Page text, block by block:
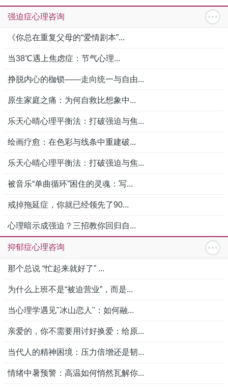
强迫症心理咨询
《你总在重复父母的“爱情剧本”...
当38℃遇上焦虑症：节气心理...
挣脱内心的枷锁——走向统一与自由...
原生家庭之痛：为何自救比想象中...
乐天心晴心理平衡法：打破强迫与焦...
绘画疗愈：在色彩与线条中重建破...
乐天心晴心理平衡法：打破强迫与焦...
被音乐“单曲循环”困住的灵魂：写...
戒掉拖延症，你就已经领先了90...
心理暗示成强迫？三招教你回归自...
抑郁症心理咨询
那个总说 “忙起来就好了” ...
为什么上班不是“被迫营业”，而是...
当心理学遇见"冰山恋人"：如何融...
亲爱的，你不需要用讨好换爱：给原...
当代人的精神困境：压力倍增还是韧...
情绪中暑预警：高温如何悄然瓦解你...